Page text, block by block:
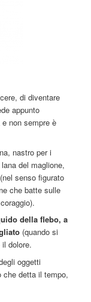
di diventare
appunto
non sempre è
nastro per i
del maglione,
senso figurato
che batte sulle
della flebo, a
(quando si
dolore.
oggetti
detta il tempo,